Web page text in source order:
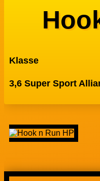
Klasse
3,6 Super Sport